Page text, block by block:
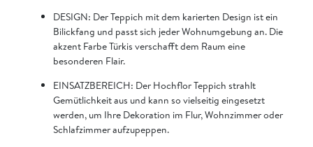
DESIGN: Der Teppich mit dem karierten Design ist ein
Bilickfang und passt sich jeder Wohnumgebung an. Die
akzent Farbe Türkis verschafft dem Raum eine
besonderen Flair.
EINSATZBEREICH: Der Hochflor Teppich strahlt
Gemütlichkeit aus und kann so vielseitig eingesetzt
werden, um Ihre Dekoration im Flur, Wohnzimmer oder
Schlafzimmer aufzupeppen.